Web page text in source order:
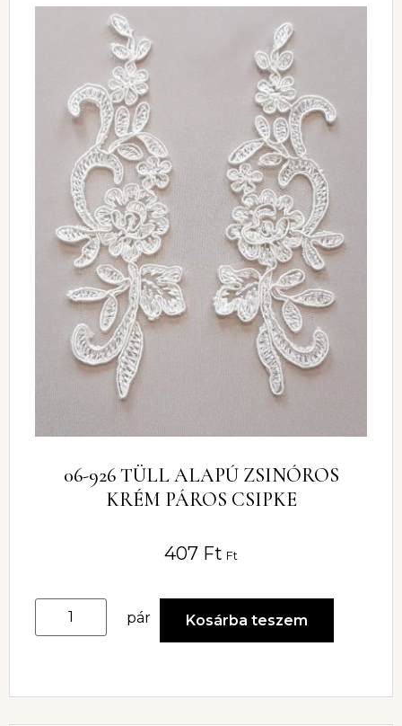
06-926 TÜLL ALAPÚ ZSINÓROS
KRÉM PÁROS CSIPKE
407 Ft Ft
pár Kosárba teszem